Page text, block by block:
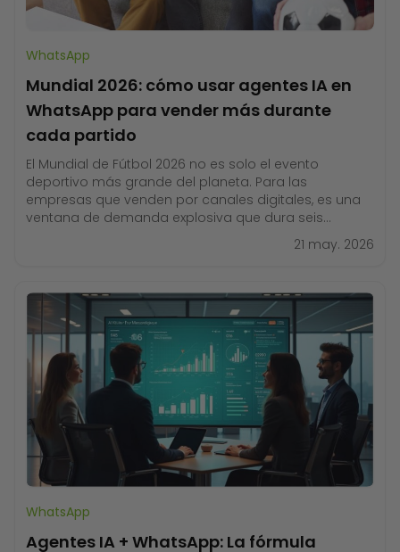
WhatsApp
Mundial 2026: cómo usar agentes IA en
WhatsApp para vender más durante
cada partido
El Mundial de Fútbol 2026 no es solo el evento
deportivo más grande del planeta. Para las
empresas que venden por canales digitales, es una
ventana de demanda explosiva que dura seis
semanas y genera picos de tráfico cada vez que
suena el silbato. La pregunta no es si tus clientes van
21 may. 2026
WhatsApp
Agentes IA + WhatsApp: La fórmula